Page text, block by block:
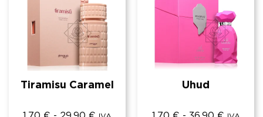
Tiramisu Caramel Uhud